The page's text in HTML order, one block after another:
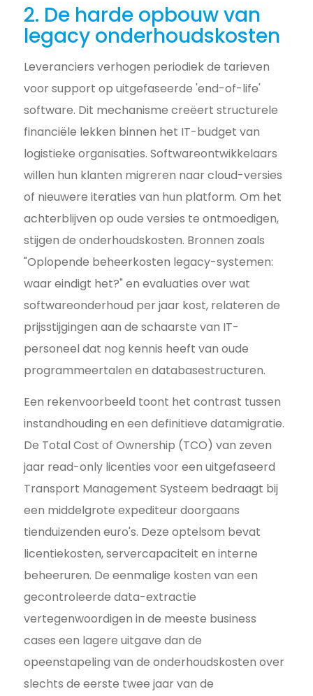
2. De harde opbouw van
legacy onderhoudskosten
Leveranciers verhogen periodiek de tarieven
voor support op uitgefaseerde 'end-of-life'
software. Dit mechanisme creëert structurele
financiële lekken binnen het IT-budget van
logistieke organisaties. Softwareontwikkelaars
willen hun klanten migreren naar cloud-versies
of nieuwere iteraties van hun platform. Om het
achterblijven op oude versies te ontmoedigen,
stijgen de onderhoudskosten. Bronnen zoals
"Oplopende beheerkosten legacy-systemen:
waar eindigt het?" en evaluaties over wat
softwareonderhoud per jaar kost, relateren de
prijsstijgingen aan de schaarste van IT-
personeel dat nog kennis heeft van oude
programmeertalen en databasestructuren.
Een rekenvoorbeeld toont het contrast tussen
instandhouding en een definitieve datamigratie.
De Total Cost of Ownership (TCO) van zeven
jaar read-only licenties voor een uitgefaseerd
Transport Management Systeem bedraagt bij
een middelgrote expediteur doorgaans
tienduizenden euro's. Deze optelsom bevat
licentiekosten, servercapaciteit en interne
beheeruren. De eenmalige kosten van een
gecontroleerde data-extractie
vertegenwoordigen in de meeste business
cases een lagere uitgave dan de
opeenstapeling van de onderhoudskosten over
slechts de eerste twee jaar van de